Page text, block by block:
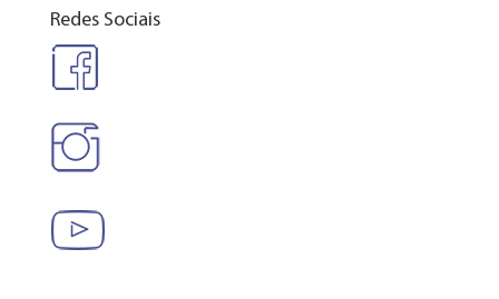
Redes Sociais